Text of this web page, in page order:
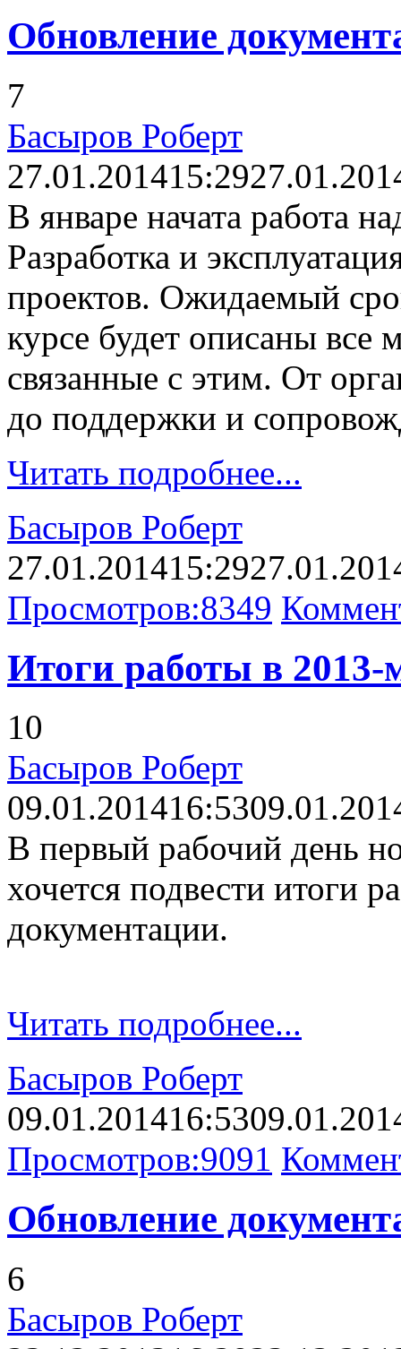
Обновление
7
Басыров Роберт
27.01.201415:29
В январе начата работа
Разработка и
проектов. Ожидаемый
курсе будет описаны все
связанные с этим. От
до поддержки и
Читать подробнее...
Басыров Роберт
27.01.201415:29
Просмотров:8349
Итоги работы в 2013-
10
Басыров Роберт
09.01.201416:53
В первый рабочий день
хочется подвести итоги
документации.
Читать подробнее...
Басыров Роберт
09.01.201416:53
Просмотров:9091
Обновление
6
Басыров Роберт